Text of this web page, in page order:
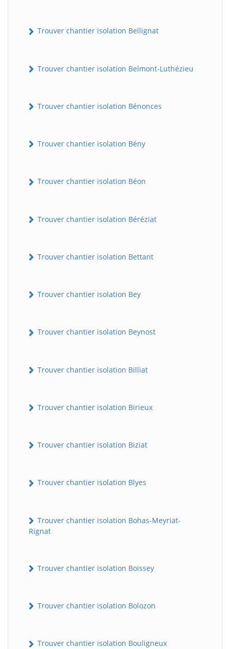
Trouver chantier isolation Bellignat
Trouver chantier isolation Belmont-Luthézieu
Trouver chantier isolation Bénonces
Trouver chantier isolation Bény
Trouver chantier isolation Béon
Trouver chantier isolation Béréziat
Trouver chantier isolation Bettant
Trouver chantier isolation Bey
Trouver chantier isolation Beynost
Trouver chantier isolation Billiat
Trouver chantier isolation Birieux
Trouver chantier isolation Biziat
Trouver chantier isolation Blyes
Trouver chantier isolation Bohas-Meyriat-
Rignat
Trouver chantier isolation Boissey
Trouver chantier isolation Bolozon
Trouver chantier isolation Bouligneux